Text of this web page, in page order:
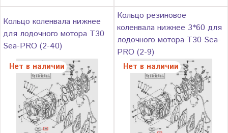
Кольцо коленвала нижнее
для лодочного мотора Т30
Sea-PRO (2-40)
Нет в наличии
Кольцо резиновое
коленвала нижнее 3*60 для
лодочного мотора Т30 Sea-
PRO (2-9)
Нет в наличии